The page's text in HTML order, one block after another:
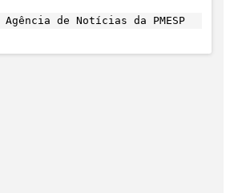
Agência de Notícias da PMESP